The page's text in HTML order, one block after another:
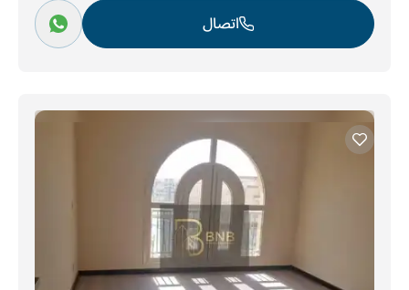
اتصال